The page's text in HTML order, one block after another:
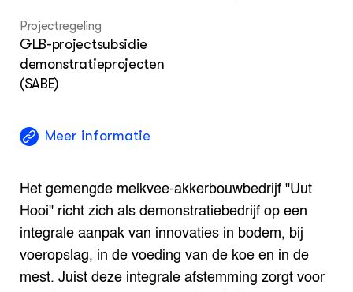
ONZE PARTNER
Kennisportaal Boerenlandvogels
Projectregeling
GLB-projectsubsidie
demonstratieprojecten
(SABE)
Meer informatie
Het gemengde melkvee-akkerbouwbedrijf "Uut
Hooi" richt zich als demonstratiebedrijf op een
integrale aanpak van innovaties in bodem, bij
voeropslag, in de voeding van de koe en in de
mest. Juist deze integrale afstemming zorgt voor